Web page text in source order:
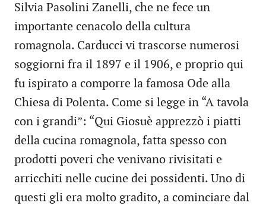
Silvia Pasolini Zanelli, che ne fece un
importante cenacolo della cultura
romagnola. Carducci vi trascorse numerosi
soggiorni fra il 1897 e il 1906, e proprio qui
fu ispirato a comporre la famosa Ode alla
Chiesa di Polenta. Come si legge in “A tavola
con i grandi”: “Qui Giosuè apprezzò i piatti
della cucina romagnola, fatta spesso con
prodotti poveri che venivano rivisitati e
arricchiti nelle cucine dei possidenti. Uno di
questi gli era molto gradito, a cominciare dal